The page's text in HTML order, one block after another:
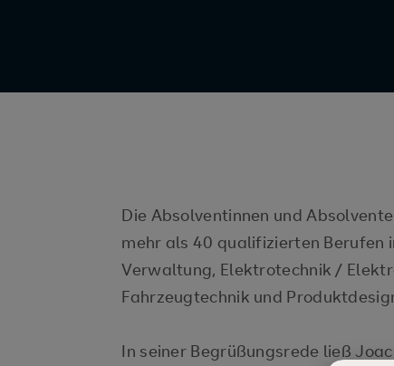
Die Absolventinnen und
mehr als 40 qualifizierten Berufen
Verwaltung, Elektrotechnik /
Fahrzeugtechnik und
In seiner Begrüßungsrede ließ